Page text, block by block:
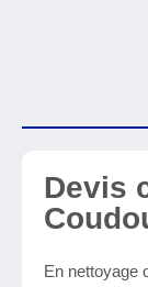
Devis
En nettoyage